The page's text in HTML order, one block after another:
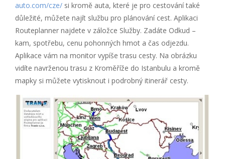
auto.com/cze/ si kromě auta, které je pro cestování také
důležité, můžete najít službu pro plánování cest. Aplikaci
Routeplanner najdete v záložce Služby. Zadáte Odkud –
kam, spotřebu, cenu pohonných hmot a čas odjezdu.
Aplikace vám na monitor vypíše trasu cesty. Na obrázku
vidíte navrženou trasu z Kroměříže do Istanbulu a kromě
mapky si můžete vytisknout i podrobný itinerář cesty.